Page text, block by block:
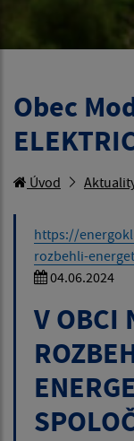
Obec
Úvod
https://
rozbehli-
04.06.2024
V OBCI